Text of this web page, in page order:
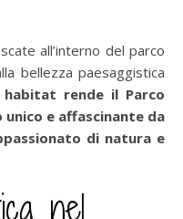
all’interno del parco
bellezza paesaggistica
rende il Parco
unico e affascinante da
di natura e
nel